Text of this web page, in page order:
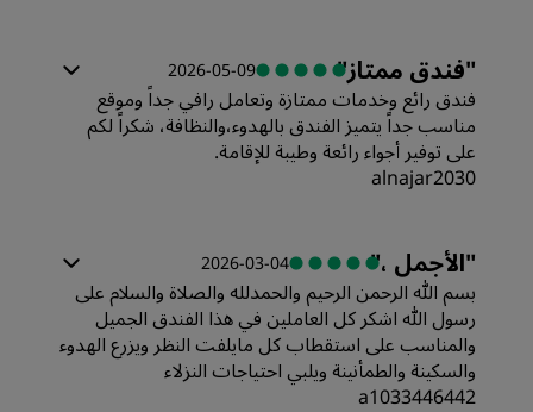
القيمة
جودة أماكن النوم
الموقع
النظافة
"فندق ممتاز"
2026-05-09
فندق رائع وخدمات ممتازة وتعامل رافي جداً وموقع
مناسب جداً يتميز الفندق بالهدوء،والنظافة، شكراً لكم
على توفير أجواء رائعة وطيبة للإقامة.
alnajar2030
القيمة
جودة أماكن النوم
"الأجمل ،"
2026-03-04
بسم الله الرحمن الرحيم والحمدلله والصلاة والسلام على
رسول الله اشكر كل العاملين في هذا الفندق الجميل
والمناسب على استقطاب كل مايلفت النظر ويزرع الهدوء
والسكينة والطمأنينة ويلبي احتياجات النزلاء
a1033446442